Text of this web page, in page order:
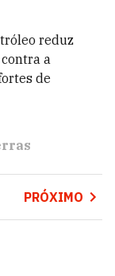
reduz
a
de
PRÓXIMO